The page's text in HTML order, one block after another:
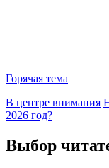
Горячая тема
В центре внимания
2026 год?
Выбор